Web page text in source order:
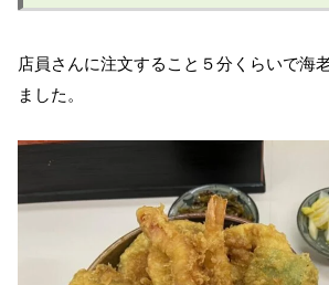
店員さんに注文すること５分くらいで海
ました。